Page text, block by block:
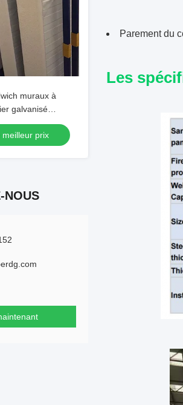
muraux à
galvanisé
meilleur prix
NOUS
Parement du
Les